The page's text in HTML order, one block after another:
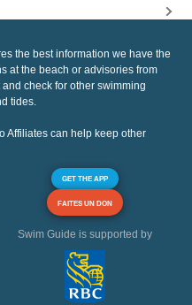
the best information we have the
at the beach or advisories from
check for other swimming
tides.
Affiliates can help keep other
GET THE APP
FAITES UN DON
Swim Guide is supported by